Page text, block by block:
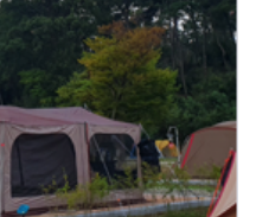
운영 공지
점 점검의 날 변경 안내